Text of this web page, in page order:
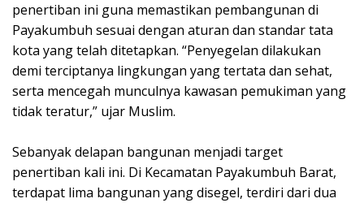
penertiban ini guna memastikan pembangunan di
Payakumbuh sesuai dengan aturan dan standar tata
kota yang telah ditetapkan. “Penyegelan dilakukan
demi terciptanya lingkungan yang tertata dan sehat,
serta mencegah munculnya kawasan pemukiman yang
tidak teratur,” ujar Muslim.
Sebanyak delapan bangunan menjadi target
penertiban kali ini. Di Kecamatan Payakumbuh Barat,
terdapat lima bangunan yang disegel, terdiri dari dua